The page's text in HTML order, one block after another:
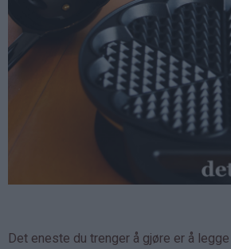
Det eneste du trenger å gjøre er å